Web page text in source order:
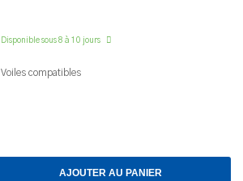
Disponible sous 8 à 10 jours
Voiles compatibles
AJOUTER AU PANIER